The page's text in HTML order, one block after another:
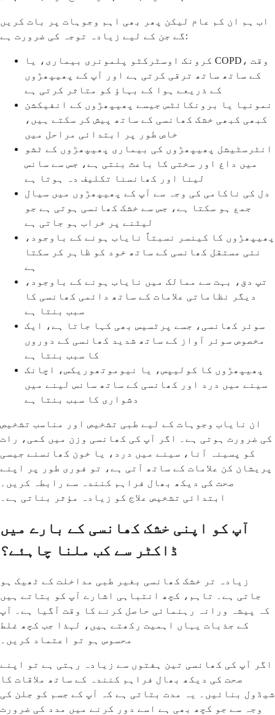
اب ہم ان کم عام لیکن پھر بھی اہم وجوہات پر بات کریں
گے جن کے لیے زیادہ توجہ کی ضرورت ہے:
کرونک اوسٹرکٹو پلمونری بیماری، یا COPD، وقت
کے ساتھ ساتھ ترقی کرتی ہے اور آپ کے پھیپھڑوں
کے ذریعے ہوا کے بہاؤ کو متاثر کرتی ہے
نمونیا یا برونکائٹس جیسے پھیپھڑوں کے انفیکشن
کبھی کبھی خشک کھانسی کے ساتھ پیش کر سکتے ہیں،
خاص طور پر ابتدائی مراحل میں
انٹرسٹیشل پھیپھڑوں کی بیماری پھیپھڑوں کے ٹشو
میں داغ اور سختی کا باعث بنتی ہے، جس سے سانس
لینا اور کھانسنا تکلیف دہ ہوتا ہے
دل کی ناکامی کی وجہ سے آپ کے پھیپھڑوں میں سیال
جمع ہو سکتا ہے، جس سے خشک کھانسی ہوتی ہے جو
لیٹنے پر خراب ہو جاتی ہے
پھیپھڑوں کا کینسر نسبتاً نایاب ہونے کے باوجود،
نئی مستقل کھانسی کے ساتھ خود کو ظاہر کر سکتا
ہے
تپ دق، بہت سے ممالک میں نایاب ہونے کے باوجود،
دیگر نظاماتی علامات کے ساتھ دائمی کھانسی کا
سبب بنتا ہے
سوئر کھانسی، جسے پرٹسیس بھی کہا جاتا ہے، ایک
مخصوص سوئر آواز کے ساتھ شدید کھانسی کے دوروں
کا سبب بنتا ہے
پھیپھڑوں کا کولیپس، یا نیوموتھوریکس، اچانک
سینے میں درد اور کھانسی کے ساتھ سانس لینے میں
دشواری کا سبب بنتا ہے
ان نایاب وجوہات کے لیے طبی تشخیص اور مناسب تشخیص
کی ضرورت ہوتی ہے۔ اگر آپ کی کھانسی وزن میں کمی، رات
کو پسینہ آنا، سینے میں درد، یا خون کھانسنے جیسی
پریشان کن علامات کے ساتھ آتی ہے، تو فوری طور پر اپنے
صحت کی دیکھ بھال فراہم کنندہ سے رابطہ کریں۔
ابتدائی تشخیص علاج کو زیادہ مؤثر بناتی ہے۔
آپ کو اپنی خشک کھانسی کے بارے میں
ڈاکٹر سے کب ملنا چاہئے؟
زیادہ تر خشک کھانسی بغیر طبی مداخلت کے ٹھیک ہو
جاتی ہے۔ تاہم، کچھ انتباہی اشارے آپ کو بتاتے ہیں
کہ پیشہ ورانہ رہنمائی حاصل کرنے کا وقت آگیا ہے۔ آپ
کے جذبات یہاں اہمیت رکھتے ہیں، لہذا جب کچھ غلط
محسوس ہو تو اعتماد کریں۔
اگر آپ کی کھانسی تین ہفتوں سے زیادہ رہتی ہے تو اپنے
صحت کی دیکھ بھال فراہم کنندہ کے ساتھ ملاقات کا
شیڈول بنائیں۔ یہ مدت بتاتی ہے کہ آپ کے جسم کو جلن کی
وجہ سے جو کچھ بھی ہے اسے دور کرنے میں مدد کی ضرورت